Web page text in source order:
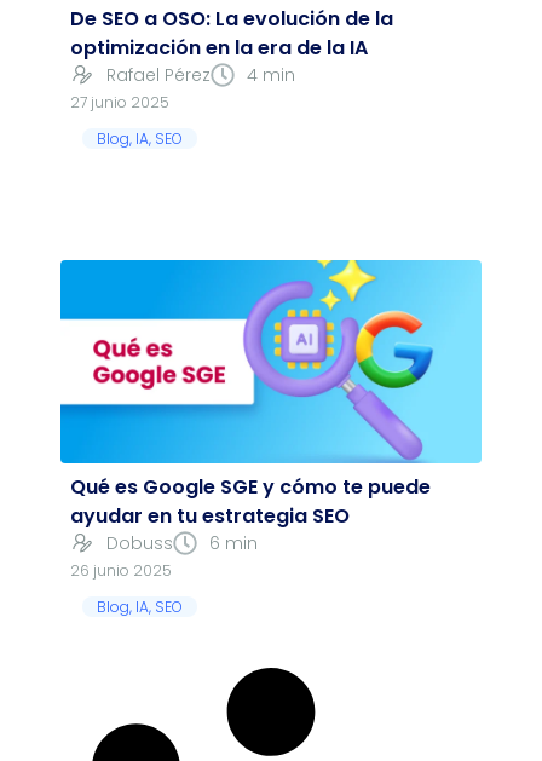
De SEO a OSO: La evolución de la
optimización en la era de la IA
Rafael Pérez 4 min
27 junio 2025
Blog, IA, SEO
Qué es Google SGE y cómo te puede
ayudar en tu estrategia SEO
Dobuss 6 min
26 junio 2025
Blog, IA, SEO